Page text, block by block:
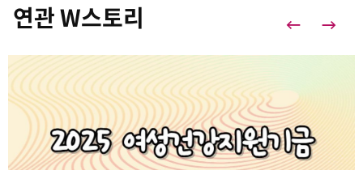
연관 W스토리